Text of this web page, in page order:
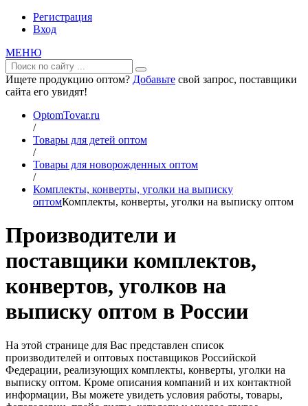
Регистрация
Вход
МЕНЮ
Ищете продукцию оптом? Добавьте свой запрос, поставщики
сайта его увидят!
OptomTovar.ru
/
Товары для детей оптом
/
Товары для новорожденных оптом
/
Комплекты, конверты, уголки на выписку
оптомКомплекты, конверты, уголки на выписку оптом
Производители и
поставщики комплектов,
конвертов, уголков на
выписку оптом в России
На этой странице для Вас представлен список
производителей и оптовых поставщиков Российской
Федерации, реализующих комплекты, конверты, уголки на
выписку оптом. Кроме описания компаний и их контактной
информации, Вы можете увидеть условия работы, товары,